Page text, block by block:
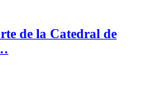
de la Catedral de